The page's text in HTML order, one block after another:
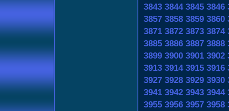
3843 3844 3845 3846
3857 3858 3859 3860
3871 3872 3873 3874
3885 3886 3887 3888
3899 3900 3901 3902
3913 3914 3915 3916
3927 3928 3929 3930
3941 3942 3943 3944
3955 3956 3957 3958